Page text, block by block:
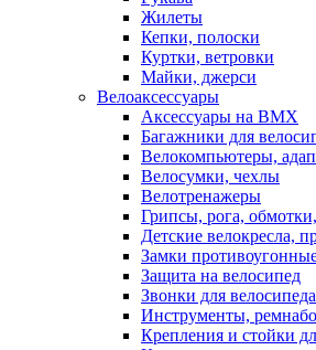
Жилеты
Кепки, полоски
Куртки, ветровки
Майки, джерси
Велоаксессуары
Аксессуары на BMX
Багажники для
Велокомпьютеры,
Велосумки, чехлы
Велотренажеры
Грипсы, рога,
Детские велокресла,
Замки
Защита на велосипед
Звонки для велосипеда
Инструменты,
Крепления и стойки